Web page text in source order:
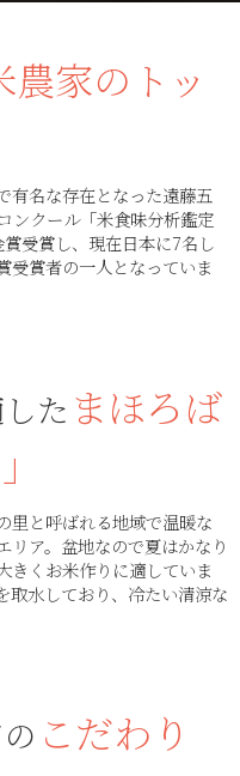
農家のトッ
有名な存在となった遠藤五
ンクール「米食味分析鑑定
受賞し、現在日本に7名し
受賞者の一人となっていま
た まほろば
里と呼ばれる地域で温暖な
リア。盆地なので夏はかなり
きくお米作りに適していま
取水しており、冷たい清涼な
こだわり